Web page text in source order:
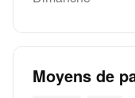
Moyens de